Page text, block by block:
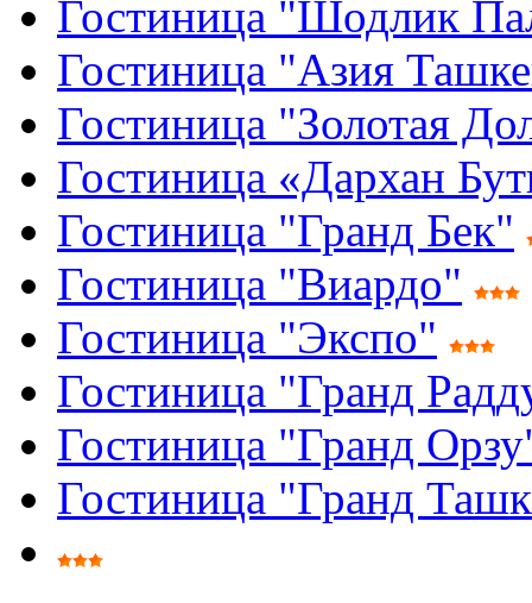
Гостиница "Шодлик
Гостиница "Азия
Гостиница "Золотая
Гостиница «Дархан
Гостиница "Гранд Бек"
Гостиница "Виардо"
Гостиница "Экспо"
Гостиница "Гранд
Гостиница "Гранд
Гостиница "Гранд